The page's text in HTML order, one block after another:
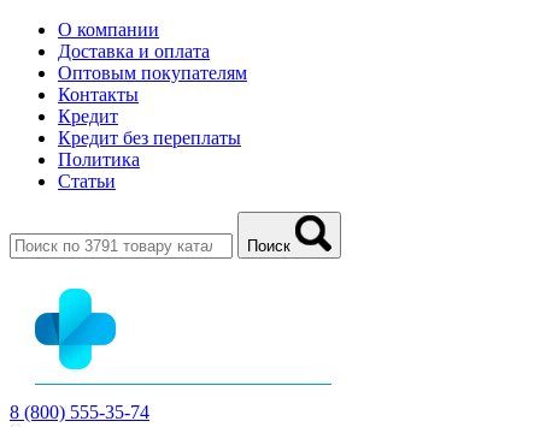
О компании
Доставка и оплата
Оптовым покупателям
Контакты
Кредит
Кредит без переплаты
Политика
Статьи
Поиск
8 (800) 555-35-74